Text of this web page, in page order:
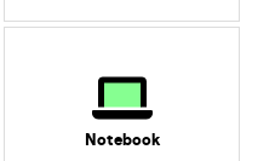
Notebook